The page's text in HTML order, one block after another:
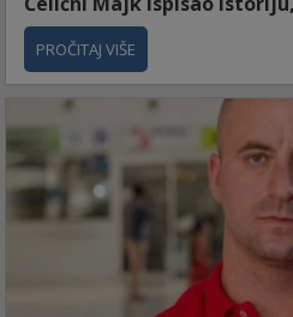
PROČITAJ VIŠE